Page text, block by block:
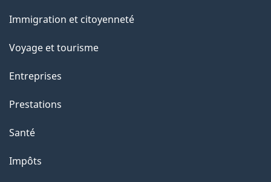
sujets
Immigration et citoyenneté
Voyage et tourisme
Entreprises
Prestations
Santé
Impôts